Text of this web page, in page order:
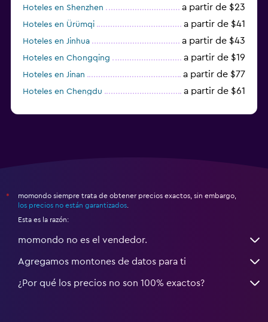
Hoteles en Shenzhen a partir de $23
Hoteles en Ürümqi a partir de $41
Hoteles en Jinhua a partir de $43
Hoteles en Chongqing a partir de $19
Hoteles en Jinan a partir de $77
Hoteles en Chengdu a partir de $61
*
momondo siempre trata de obtener precios exactos, sin embargo,
los precios no están garantizados
Esta es la razón:
momondo no es el vendedor.
Agregamos montones de datos para ti
¿Por qué los precios no son 100% exactos?